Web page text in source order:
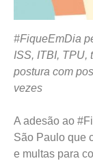
#FiqueEmDia
ISS, ITBI, TPU,
postura com
vezes
A adesão ao
São Paulo que
e multas para